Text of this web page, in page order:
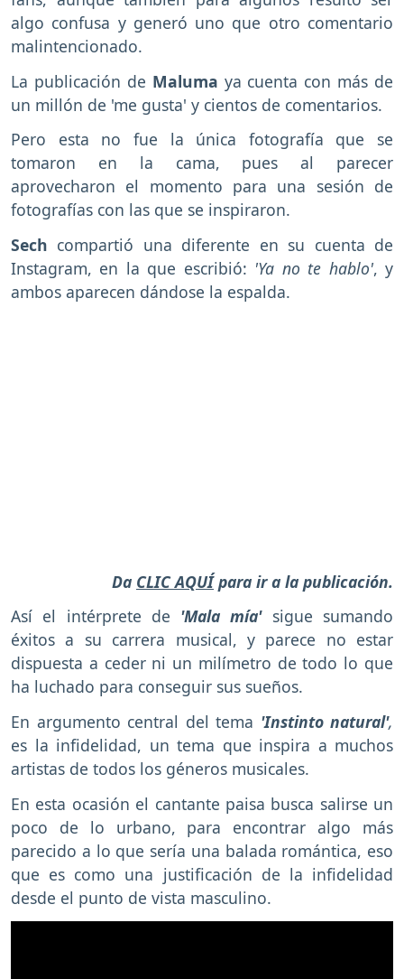
algo confusa y generó uno que otro comentario
malintencionado.
La publicación de Maluma ya cuenta con más de
un millón de 'me gusta' y cientos de comentarios.
Pero esta no fue la única fotografía que se
tomaron en la cama, pues al parecer
aprovecharon el momento para una sesión de
fotografías con las que se inspiraron.
Sech compartió una diferente en su cuenta de
Instagram, en la que escribió: 'Ya no te hablo', y
ambos aparecen dándose la espalda.
Da CLIC AQUÍpara ir a la publicación.
Así el intérprete de 'Mala mía' sigue sumando
éxitos a su carrera musical, y parece no estar
dispuesta a ceder ni un milímetro de todo lo que
ha luchado para conseguir sus sueños.
En argumento central del tema 'Instinto natural',
es la infidelidad, un tema que inspira a muchos
artistas de todos los géneros musicales.
En esta ocasión el cantante paisa busca salirse un
poco de lo urbano, para encontrar algo más
parecido a lo que sería una balada romántica, eso
que es como una justificación de la infidelidad
desde el punto de vista masculino.